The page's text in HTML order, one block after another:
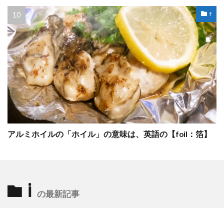
f
アルミホイルの「ホイル」の意味は、英語の【foil：箔】
i の最新記事